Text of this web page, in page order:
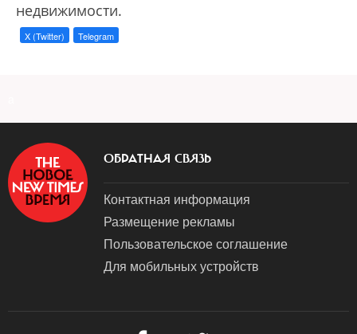
недвижимости.
X (Twitter) Telegram
ОБРАТНАЯ СВЯЗЬ
Контактная информация
Размещение рекламы
Пользовательское соглашение
Для мобильных устройств